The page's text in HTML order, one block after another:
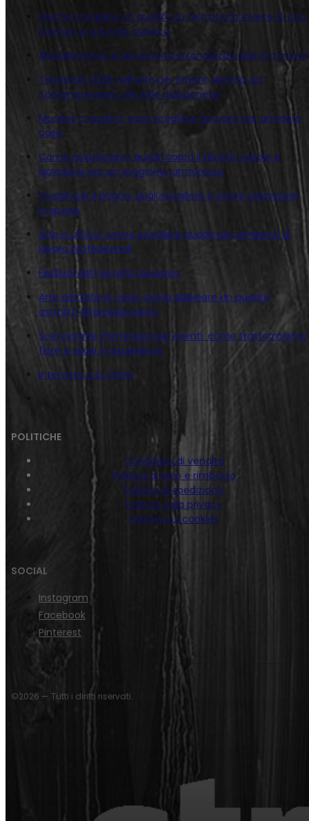
Perché scegliere un quadro su tela di juta invece di una
stampa o una tela classica
Abbigliamento e accessori personalizzati dipinti a mano
Tendenze 2026 nell’arte per interni: dal Pop Art
contemporaneo allo stile giapponese
Murales o quadro: cosa scegliere davvero per arredare
casa
Come posizionare i quadri sopra il divano: regole e
ispirazioni per un soggiorno armonioso
Quadri per il bagno: quali scegliere e come valorizzare
lo spazio
Arte e ufficio: come scegliere quadri per ambienti di
lavoro professionali
Festival del Fumetto Novegro
Arte astratta in casa: come abbinare un quadro
astratto all’arredamento
Scenografie immersive per eventi: come trasformiamo
fiere e spazi in esperienze
Intervista a DJ Shiru
POLITICHE
Condizioni di vendita
Politica di reso e rimborso
Politica di spedizione
Politica sulla privacy
Politica sui cookies
SOCIAL
Instagram
Facebook
Pinterest
©2026 — Tutti i diritti riservati.